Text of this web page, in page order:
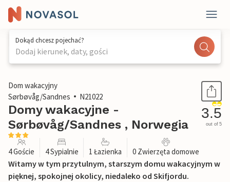
Dokąd chcesz pojechać?
Dodaj kierunek, daty, gości
1 / 13
Dom wakacyjny
Sørbøvåg/Sandnes
N21022
Domy wakacyjne -
Sørbøvåg/Sandnes , Norwegia
3.5
out of 5
4 Goście 4 Sypialnie 1 Łazienka 0 Zwierzęta domowe
Witamy w tym przytulnym, starszym domu wakacyjnym w
pięknej, spokojnej okolicy, niedaleko od Skifjordu.